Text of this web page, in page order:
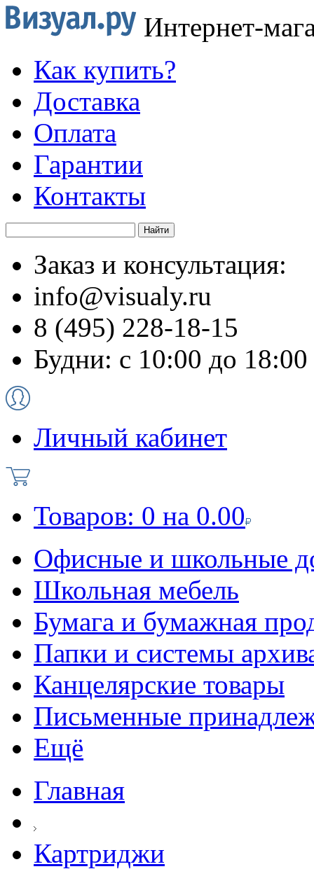
Интернет-
Как купить?
Доставка
Оплата
Гарантии
Контакты
Заказ и консультация:
info@visualy.ru
8 (495) 228-18-15
Будни: с 10:00 до 18:00
Личный кабинет
Товаров: 0 на 0.00
Офисные и школьные
Школьная мебель
Бумага и бумажная
Папки и системы
Канцелярские товары
Письменные
Ещё
Главная
Картриджи